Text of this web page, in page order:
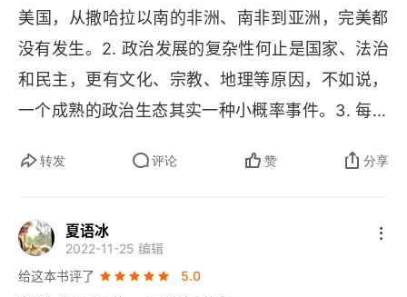
美国，从撒哈拉以南的非洲、南非到亚洲，完美都
没有发生。2. 政治发展的复杂性何止是国家、法治
和民主，更有文化、宗教、地理等原因，不如说，
一个成熟的政治生态其实一种小概率事件。3. 每当
义原因时，作者反复强调的是基于人性的亲戚选择
法治和民主，是理解这颗星球上政治的很好的思考
转发 评论 赞 分享
夏语冰
2022-11-25 编辑
给这本书评了
5.0